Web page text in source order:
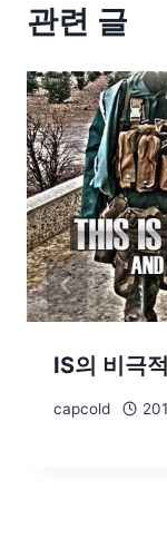
관련 글
IS의 비극
capcold